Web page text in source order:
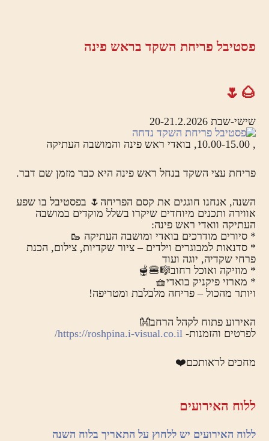
פסטיבל פריחת השקד בראש פינה
🌰🌷
שישי-שבת 20-21.2.2026
, 10.00-15.00, בואדי ראש פינה והמושבה העתיקה
פריחת עצי השקד בנחל ראש פינה היא כבר מזמן שם דבר.
השנה, אנחנו חוגגים את קסם הפריחה🌷 בפסטיבל בו שפע
אווירה ותכנים מיוחדים שיקרו בשלל מוקדים במושבה
העתיקה וואדי ראש פינה:
* סיורים מודרכים בואדי ומושבה העתיקה 🥾
* סדנאות למבוגרים וילדים – ציור שקדיות, צילום, הכנת
פרחי שקדיה, יוגה ועוד
* מוזיקה ואוכל רחוב🎼🍔🫕
* מארזי פיקניק בואדי🧺
ויותר מהכול – פריחה מלבלבת ומטריפה!
האירוע פתוח לקהל הרחב👐
לפרטים והזמנות- https://roshpina.i-visual.co.il/
מחכים לראותכם❤️
ללוח האירועים
ללוח האירועים יש ללחוץ על התאריך בלוח השנה